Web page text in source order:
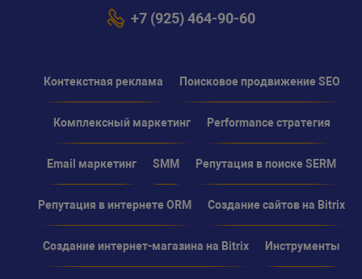
+7 (925) 464-90-60
Контекстная реклама Поисковое продвижение SEO
Комплексный маркетинг Performance стратегия
Email маркетинг SMM Репутация в поиске SERM
Репутация в интернете ORM Создание сайтов на Bitrix
Создание интернет-магазина на Bitrix Инструменты